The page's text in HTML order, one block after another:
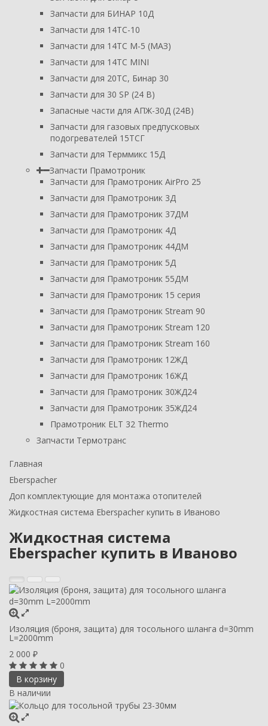
Запчасти для БИНАР 10Д
Запчасти для 14ТС-10
Запчасти для 14ТС М-5 (МАЗ)
Запчасти для 14ТС MINI
Запчасти для 20ТС, Бинар 30
Запчасти для 30 SP (24 В)
Запасные части для АПЖ-30Д (24В)
Запчасти для газовых предпусковых
подогревателей 15ТСГ
Запчасти для Терммикс 15Д
Запчасти Прамотроник
Запчасти для Прамотроник AirPro 25
Запчасти для Прамотроник 3Д
Запчасти для Прамотроник 37ДМ
Запчасти для Прамотроник 4Д
Запчасти для Прамотроник 44ДМ
Запчасти для Прамотроник 5Д
Запчасти для Прамотроник 55ДМ
Запчасти для Прамотроник 15 серия
Запчасти для Прамотроник Stream 90
Запчасти для Прамотроник Stream 120
Запчасти для Прамотроник Stream 160
Запчасти для Прамотроник 12ЖД
Запчасти для Прамотроник 16ЖД
Запчасти для Прамотроник 30ЖД24
Запчасти для Прамотроник 35ЖД24
Прамотроник ELT 32 Thermo
Запчасти Термотранс
Главная
Eberspacher
Доп комплектующие для монтажа отопителей
Жидкостная система Eberspacher купить в Иваново
Жидкостная система
Eberspacher купить в Иваново
Изоляция (броня, защита) для тосольного шланга d=30mm
L=2000mm
2 000 ₽
0
В корзину
В наличии